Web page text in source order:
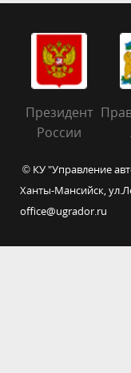
Президент
России
© КУ "Управление
Ханты-Мансийск,
office@ugrador.ru